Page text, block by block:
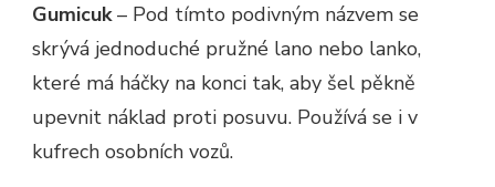
Gumicuk– Pod tímto podivným názvem se
skrývá jednoduché pružné lano nebo lanko,
které má háčky na konci tak, aby šel pěkně
upevnit náklad proti posuvu. Používá se i v
kufrech osobních vozů.